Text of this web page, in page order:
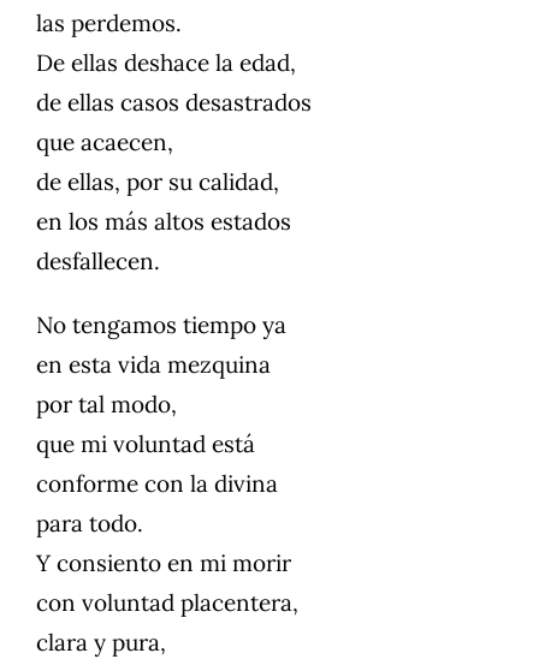
las perdemos.
De ellas deshace la edad,
de ellas casos desastrados
que acaecen,
de ellas, por su calidad,
en los más altos estados
desfallecen.
No tengamos tiempo ya
en esta vida mezquina
por tal modo,
que mi voluntad está
conforme con la divina
para todo.
Y consiento en mi morir
con voluntad placentera,
clara y pura,